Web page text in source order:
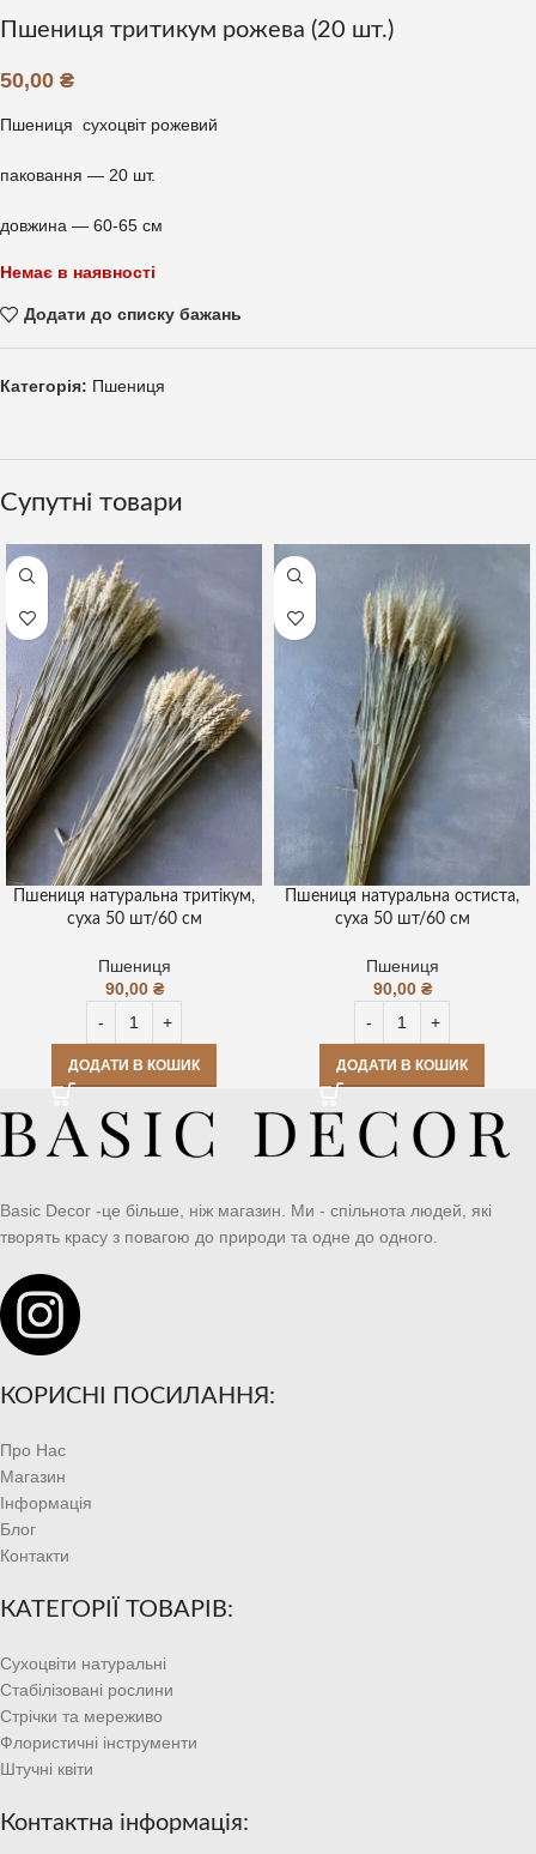
Пшениця тритикум рожева (20 шт.)
50,00 ₴
Пшениця сухоцвіт рожевий
паковання — 20 шт.
довжина — 60-65 см
Немає в наявності
Додати до списку бажань
Категорія: Пшениця
Супутні товари
Пшениця натуральна тритікум,
суха 50 шт/60 см
Пшениця
90,00 ₴
ДОДАТИ В КОШИК
Пшениця натуральна остиста,
суха 50 шт/60 см
Пшениця
90,00 ₴
ДОДАТИ В КОШИК
Basic Decor -це більше, ніж магазин. Ми - спільнота людей, які
творять красу з повагою до природи та одне до одного.
КОРИСНІ ПОСИЛАННЯ:
Про Нас
Магазин
Інформація
Блог
Контакти
КАТЕГОРІЇ ТОВАРІВ:
Сухоцвіти натуральні
Стабілізовані рослини
Стрічки та мереживо
Флористичні інструменти
Штучні квіти
Контактна інформація: